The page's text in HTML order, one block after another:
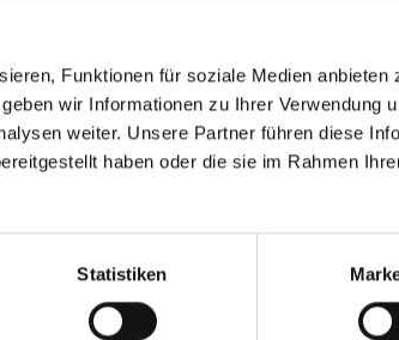
Funktionen für soziale Medien anbieten
wir Informationen zu Ihrer Verwendung
weiter. Unsere Partner führen diese
haben oder die sie im Rahmen
Statistiken
& alles drin: